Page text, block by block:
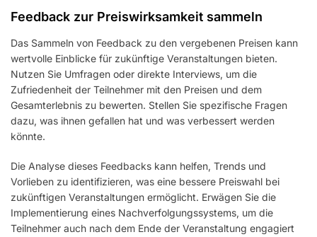
Feedback zur Preiswirksamkeit sammeln
Das Sammeln von Feedback zu den vergebenen Preisen kann
wertvolle Einblicke für zukünftige Veranstaltungen bieten.
Nutzen Sie Umfragen oder direkte Interviews, um die
Zufriedenheit der Teilnehmer mit den Preisen und dem
Gesamterlebnis zu bewerten. Stellen Sie spezifische Fragen
dazu, was ihnen gefallen hat und was verbessert werden
könnte.
Die Analyse dieses Feedbacks kann helfen, Trends und
Vorlieben zu identifizieren, was eine bessere Preiswahl bei
zukünftigen Veranstaltungen ermöglicht. Erwägen Sie die
Implementierung eines Nachverfolgungssystems, um die
Teilnehmer auch nach dem Ende der Veranstaltung engagiert